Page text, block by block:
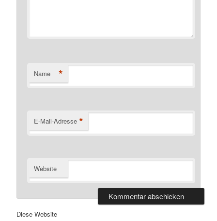
Name *
E-Mail-Adresse *
Website
Diese Website